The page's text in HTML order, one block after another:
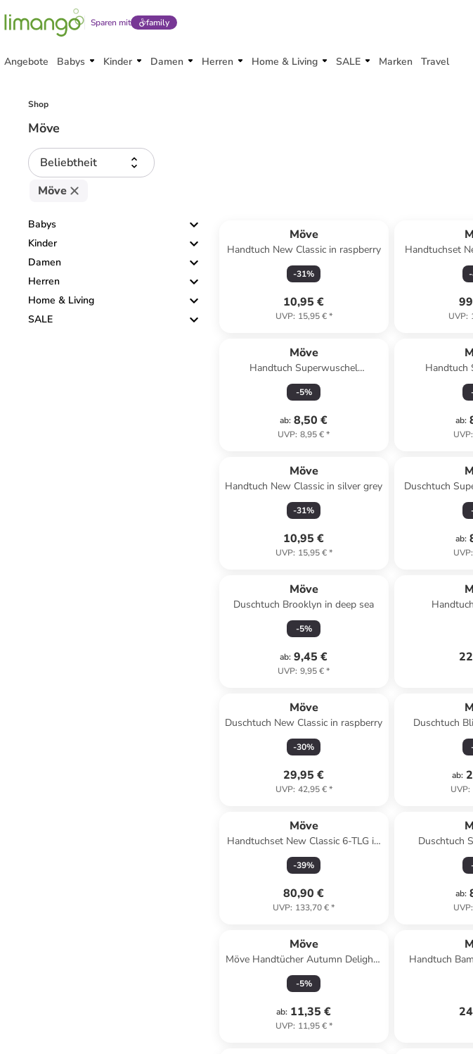
Sparen mit family
Angebote Babys Kinder Damen Herren Home & Living SALE Marken Travel
Shop
Möve
Beliebtheit
Möve
Babys
Kinder
Damen
Herren
Home & Living
SALE
Möve
Handtuch New Classic in raspberry
-31%
10,95 €
UVP: 15,95 €*
Handtuchset
-
UVP:
Möve
Handtuch Superwuschel
Superwuschel 50x100 cm in
cashmere
-5%
ab: 8,50 €
UVP: 8,95 €*
Handtuch
ab:
UVP:
Möve
Handtuch New Classic in silver grey
-31%
10,95 €
UVP: 15,95 €*
Duschtuch
ab:
UVP:
Möve
Duschtuch Brooklyn in deep sea
-5%
ab: 9,45 €
UVP: 9,95 €*
Möve
Duschtuch New Classic in raspberry
-30%
29,95 €
UVP: 42,95 €*
Duschtuch
ab:
UVP:
Möve
Handtuchset New Classic 6-TLG in
graphite
-39%
80,90 €
UVP: 133,70 €*
Duschtuch
ab:
UVP:
Möve
Möve Handtücher Autumn Delights
Perlstruktur dark blue - 426 in dark
blue - 426
-5%
ab: 11,35 €
UVP: 11,95 €*
Handtuch